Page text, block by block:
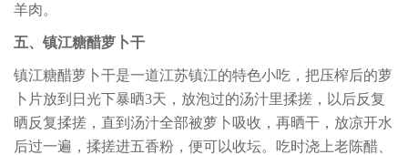
羊肉。
五、镇江糖醋萝卜干
镇江糖醋萝卜干是一道江苏镇江的特色小吃，把压榨后的萝
卜片放到日光下暴晒3天，放泡过的汤汁里揉搓，以后反复
晒反复揉搓，直到汤汁全部被萝卜吸收，再晒干，放凉开水
后过一遍，揉搓进五香粉，便可以收坛。吃时浇上老陈醋、